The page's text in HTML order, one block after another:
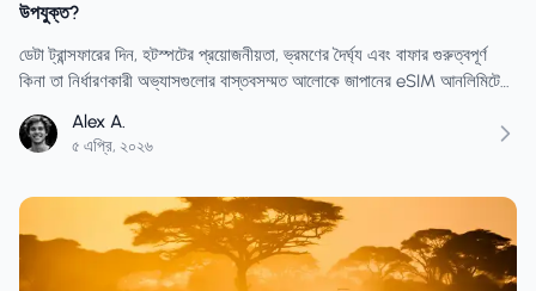
উপযুক্ত?
ডেটা ট্রান্সফারের দিন, হটস্পটের প্রয়োজনীয়তা, ভ্রমণের দৈর্ঘ্য এবং বাফার গুরুত্বপূর্ণ
কিনা তা নির্ধারণকারী অভ্যাসগুলোর বাস্তবসম্মত আলোকে জাপানের eSIM আনলিমিটেড
Alex A.
৫ এপ্রি, ২০২৬